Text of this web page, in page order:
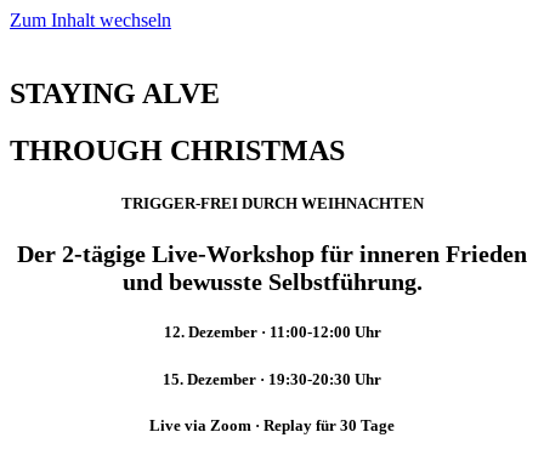
Zum Inhalt wechseln
STAYING ALVE
THROUGH CHRISTMAS
TRIGGER-FREI DURCH WEIHNACHTEN
Der 2-tägige Live-Workshop für inneren Frieden
und bewusste Selbstführung.
12. Dezember · 11:00-12:00 Uhr
15. Dezember · 19:30-20:30 Uhr
Live via Zoom · Replay für 30 Tage